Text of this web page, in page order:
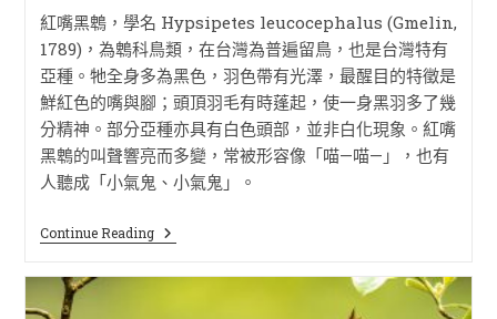
紅嘴黑鵯，學名 Hypsipetes leucocephalus (Gmelin,
1789)，為鵯科鳥類，在台灣為普遍留鳥，也是台灣特有
亞種。牠全身多為黑色，羽色帶有光澤，最醒目的特徵是
鮮紅色的嘴與腳；頭頂羽毛有時蓬起，使一身黑羽多了幾
分精神。部分亞種亦具有白色頭部，並非白化現象。紅嘴
黑鵯的叫聲響亮而多變，常被形容像「喵—喵—」，也有
人聽成「小氣鬼、小氣鬼」。
Continue Reading